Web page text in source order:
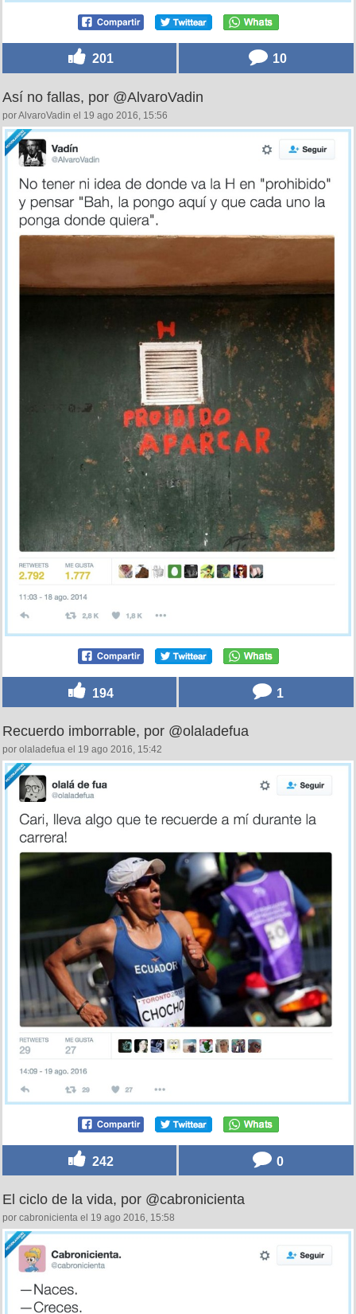
201 10
Así no fallas, por @AlvaroVadin
por AlvaroVadin el 19 ago 2016, 15:56
194 1
Recuerdo imborrable, por @olaladefua
por olaladefua el 19 ago 2016, 15:42
242 0
El ciclo de la vida, por @cabronicienta
por cabronicienta el 19 ago 2016, 15:58